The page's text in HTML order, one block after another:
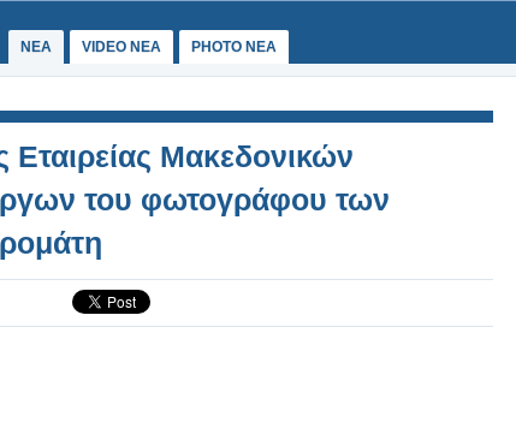
ΝΕΑ VIDEO NEA PHOTO NEA
Εταιρείας Μακεδονικών
του φωτογράφου των